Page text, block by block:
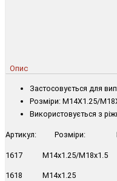
Опис
Застосовується для
Розміри: M14X1.25/
Використовується з
Артикул: Розміри:
1617 M14x1.25/
1618 M14x1.25 3/